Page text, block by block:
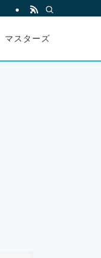
マスターズ